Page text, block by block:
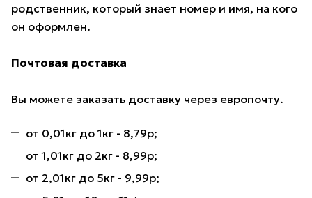
родственник, который знает номер и имя, на кого
он оформлен.
Почтовая доставка
Вы можете заказать доставку через европочту.
от 0,01кг до 1кг - 8,79р;
от 1,01кг до 2кг - 8,99р;
от 2,01кг до 5кг - 9,99р;